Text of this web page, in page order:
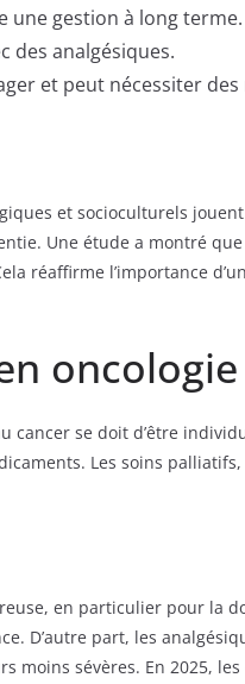
une gestion à long terme.
des analgésiques.
et peut nécessiter
et socioculturels
Une étude a montré
réaffirme l’importance
oncologie
se doit d’être
Les soins
en particulier pour la
D’autre part, les
sévères. En 2025,